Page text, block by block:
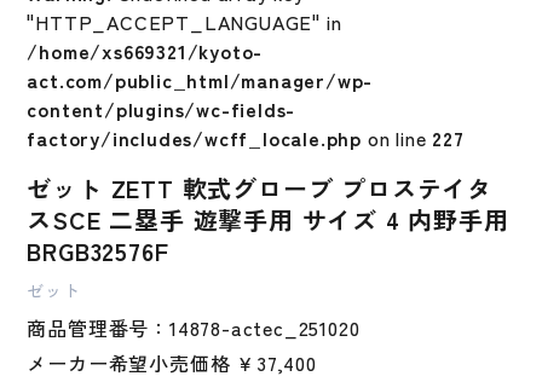
"HTTP_ACCEPT_LANGUAGE" in
/home/xs669321/kyoto-
act.com/public_html/manager/wp-
content/plugins/wc-fields-
factory/includes/wcff_locale.php on line 227
ゼット ZETT 軟式グローブ プロステイタ
スSCE 二塁手 遊撃手用 サイズ 4 内野手用
BRGB32576F
ゼット
商品管理番号：14878-actec_251020
メーカー希望小売価格 ￥37,400